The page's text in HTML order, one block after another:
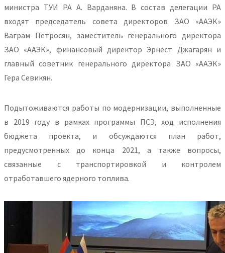
министра ТУИ РА А. Варданяна. В состав делегации РА
входят председатель совета директоров ЗАО «ААЭК»
Ваграм Петросян, заместитель генерального директора
ЗАО «ААЭК», финансовый директор Эрнест Джагарян и
главный советник генерального директора ЗАО «ААЭК»
Гера Севикян.
Подытоживаются работы по модернизации, выполненные
в 2019 году в рамках программы ПСЭ, ход исполнения
бюджета проекта, и обсуждаются план работ,
предусмотренных до конца 2021, а также вопросы,
связанные с транспортировкой и контролем
отработавшего ядерного топлива.